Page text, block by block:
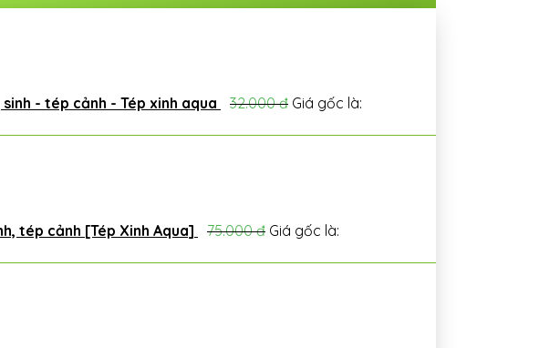
- tép cảnh - Tép xinh aqua 32.000đ Giá gốc là:
tép cảnh [Tép Xinh Aqua] 75.000đ Giá gốc là: